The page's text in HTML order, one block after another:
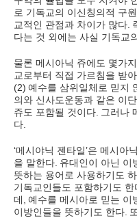
로 기독교의 이신칭의적 구
교적인 관점과 차이가 많다
다는 것 외에는 사실 기독교
물론 메시아닉 쥬에도 몇가
교로부터 직접 가르침을 받
(2) 예수를 삼위일체로 믿지
의와 신사도운동과 같은 이
쥬도 포함될 것이다 그러나
다
‘메시야닉 젠타일’은 메시아
을 말한다 유대인이 아닌 이
뜻하는 용어로 사용하기도
기독교인들도 포함하기도 한
데 예수를 메시아로 믿는 이
이방인들을 뜻하기도 한다